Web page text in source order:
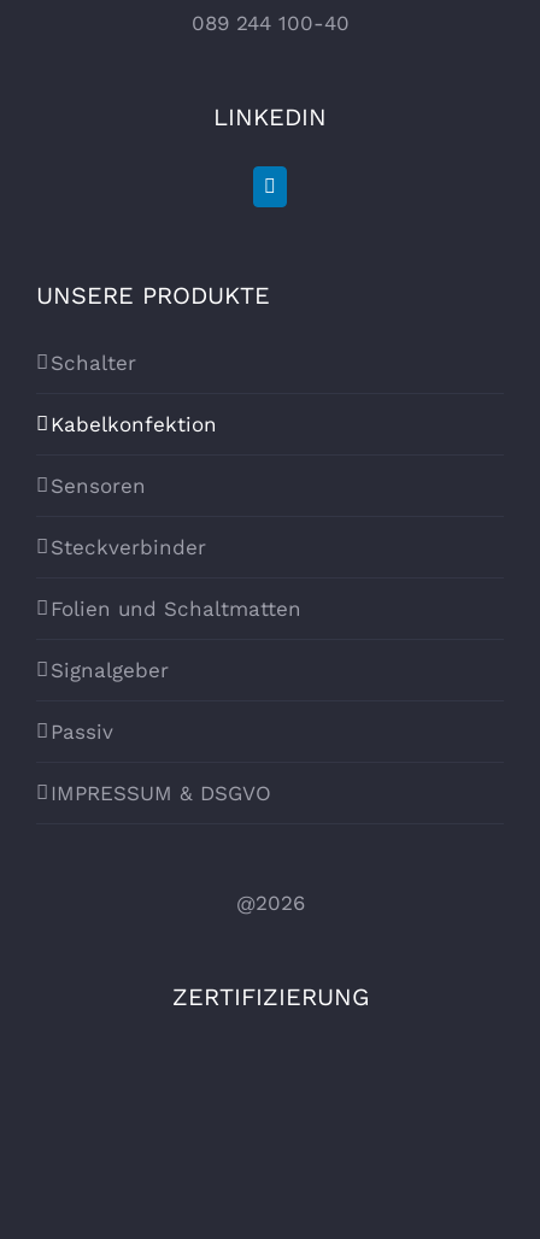
089 244 100-40
LINKEDIN
UNSERE PRODUKTE
Schalter
Kabelkonfektion
Sensoren
Steckverbinder
Folien und Schaltmatten
Signalgeber
Passiv
IMPRESSUM & DSGVO
@2026
ZERTIFIZIERUNG